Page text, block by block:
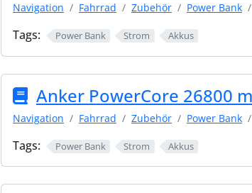
Navigation Fahrrad Zubehör Power Bank
Tags: Power Bank Strom Akkus
Anker PowerCore 26800
Navigation Fahrrad Zubehör Power Bank
Tags: Power Bank Strom Akkus